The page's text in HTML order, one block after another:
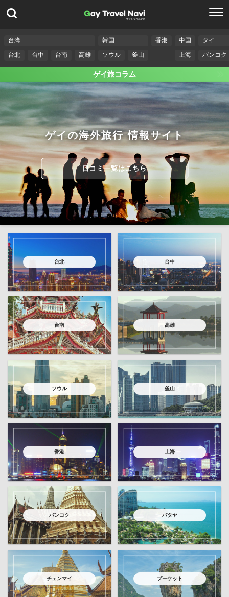
台湾
台北
台中 台南 高雄
韓国
ソウル
釜山
香港
中国
上海
タイ
バンコク
ゲイ旅コラム
ゲイの海外旅行 情報サイト
口コミ一覧はこちら
台北 台中
台南 高雄
ソウル 釜山
香港 上海
バンコク パタヤ
チェンマイ プーケット